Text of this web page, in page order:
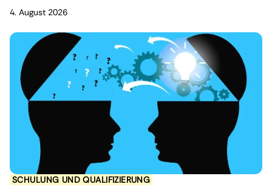
4. August 2026
SCHULUNG UND QUALIFIZIERUNG